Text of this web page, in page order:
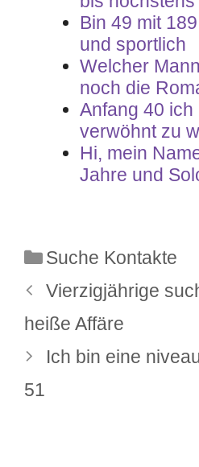
Bin 49 mit
und sportlich
Welcher
noch die
Anfang 40
verwöhnt zu
Hi, mein
Jahre und
Kategorien
Suche Kontakte
Vierzigjährige
heiße Affäre
Ich bin eine
51